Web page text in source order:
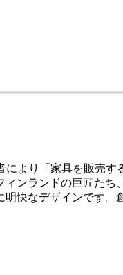
より「家具を販売
ンランドの巨匠たち
快なデザインです。